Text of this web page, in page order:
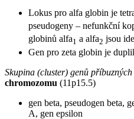
Lokus pro alfa globin je
pseudogeny – nefunkční
globinů alfa1 a alfa2 jsou
Gen pro zeta globin je
Skupina (cluster) genů příbuzných
chromozomu (11p15.5)
gen beta, pseudogen beta,
A, gen epsilon